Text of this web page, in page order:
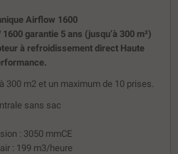
Airflow 1600
garantie 5 ans (jusqu’à 300 m²)
à refroidissement direct Haute
300 m2 et un maximum de 10 prises.
sans sac
: 3050 mmCE
: 199 m3/heure